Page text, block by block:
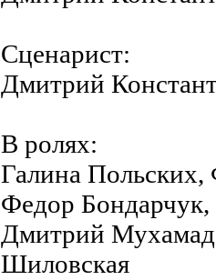
Сценарист:
Дмитрий
В ролях:
Галина
Федор
Дмитрий
Шиловская